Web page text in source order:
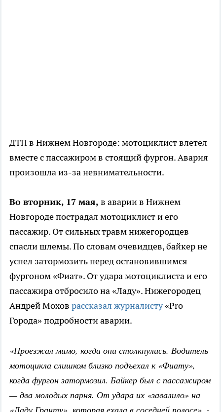
ДТП в Нижнем Новгороде: мотоциклист влетел
вместе с пассажиром в стоящий фургон. Авария
произошла из-за невнимательности.
Во вторник, 17 мая, в аварии в Нижнем
Новгороде пострадал мотоциклист и его
пассажир. От сильных травм нижегородцев
спасли шлемы. По словам очевидцев, байкер не
успел затормозить перед остановившимся
фургоном «Фиат». От удара мотоциклиста и его
пассажира отбросило на «Ладу». Нижегородец
Андрей Мохов рассказал журналисту«Pro
Города» подробности аварии.
«Проезжал мимо, когда они столкнулись. Водитель
мотоцикла слишком близко подъехал к «Фиату»,
когда фургон затормозил. Байкер был с пассажиром
— два молодых парня. От удара их «завалило» на